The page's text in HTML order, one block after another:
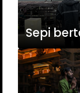
Sepi